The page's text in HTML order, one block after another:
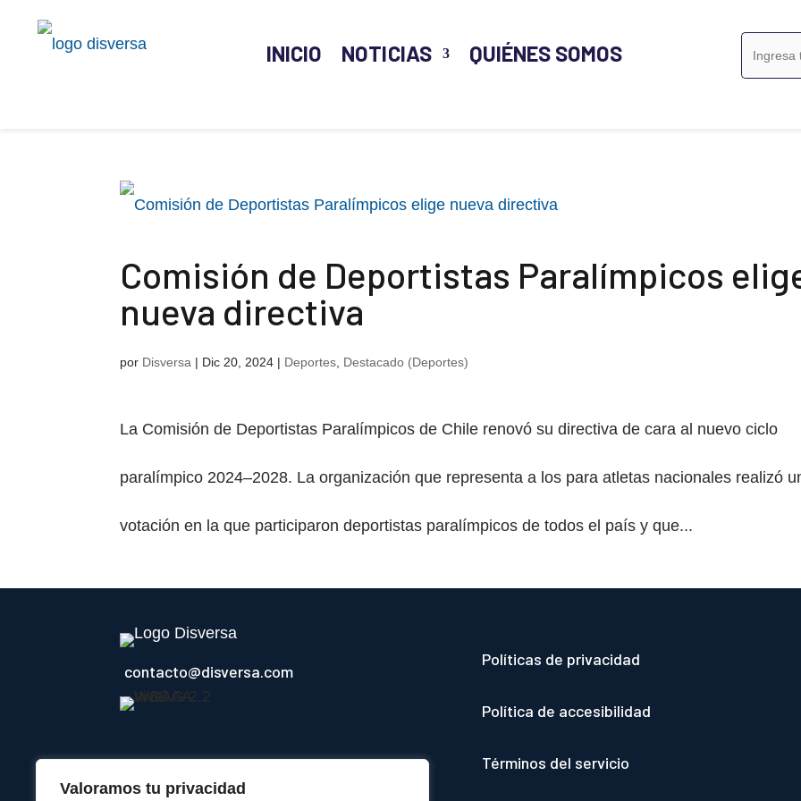
Valoramos tu privacidad
INICIO NOTICIAS QUIÉNES SOMOS
Buscar:
Comisión de Deportistas Paralímpicos
nueva directiva
por Disversa | Dic 20, 2024 | Deportes Destacado (Deportes)
La Comisión de Deportistas Paralímpicos de Chile renovó su directiva de cara al nuevo ciclo
paralímpico 2024–2028. La organización que representa a los para atletas nacionales realizó
votación en la que participaron deportistas paralímpicos de todos el país y que...
contacto@disversa.com
Políticas de privacidad
Política de accesibilidad
Términos del servicio